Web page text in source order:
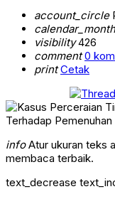
account_circle
calendar_month
visibility426
comment 0
print Cetak
infoAtur ukuran teks
membaca terbaik.
text_decrease